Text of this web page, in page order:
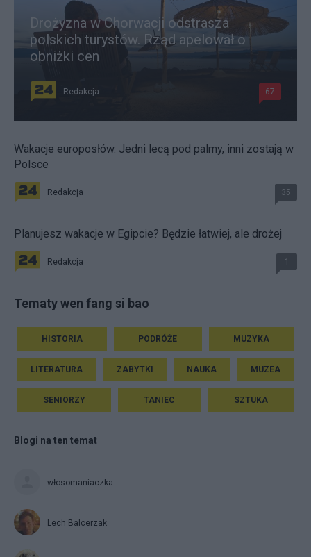
Drożyzna w Chorwacji odstrasza
polskich turystów. Rząd apelował o
obniżki cen
Redakcja 67
Wakacje europosłów. Jedni lecą pod palmy, inni zostają w
Polsce
Redakcja 35
Planujesz wakacje w Egipcie? Będzie łatwiej, ale drożej
Redakcja 1
Tematy wen fang si bao
HISTORIA PODRÓŻE MUZYKA
LITERATURA ZABYTKI NAUKA MUZEA
SENIORZY TANIEC SZTUKA
Blogi na ten temat
włosomaniaczka
Lech Balcerzak